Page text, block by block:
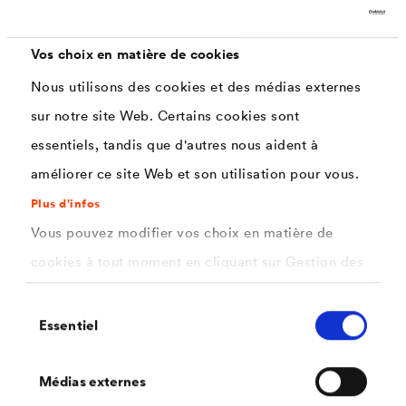
Vos choix en matière de cookies
Nous utilisons des cookies et des médias externes
sur notre site Web. Certains cookies sont
essentiels, tandis que d'autres nous aident à
améliorer ce site Web et son utilisation pour vous.
Plus d'infos
Vous pouvez modifier vos choix en matière de
cookies à tout moment en cliquant sur Gestion des
informations dans notre
politique de confidentialité
Sélectionnez les cookies que vous souhaitez
duEssentiel
Médias externes
Bois raboté
particules ou OSB
Métal
avec le primaire d'imprégnationDELTA -HF PRIMER de
manière à obtenir une surface de collage homogène et
Limites de mise en œuvre :